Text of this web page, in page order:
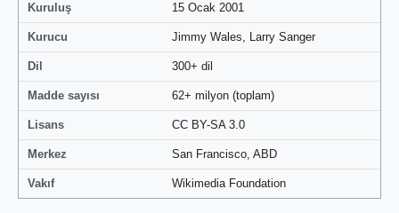
Kuruluş 15 Ocak 2001
Kurucu Jimmy Wales, Larry Sanger
Dil 300+ dil
Madde sayısı 62+ milyon (toplam)
Lisans CC BY-SA 3.0
Merkez San Francisco, ABD
Vakıf Wikimedia Foundation